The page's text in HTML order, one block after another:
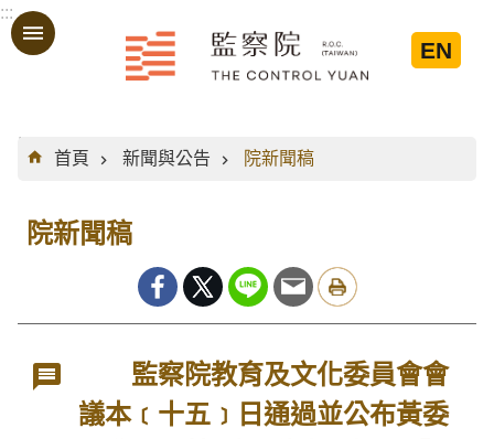
跳到主要內容區塊
:::
EN
:::
首頁
新聞與公告 院新聞稿
院新聞稿
監察院教育及文化委員會會
議本﹝十五﹞日通過並公布黃委